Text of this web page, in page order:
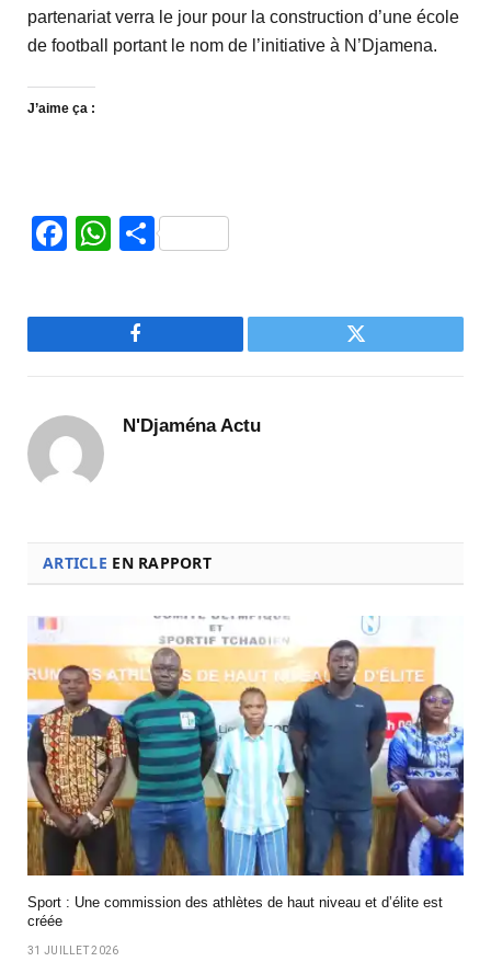
partenariat verra le jour pour la construction d’une école
de football portant le nom de l’initiative à N’Djamena.
J’aime ça :
Facebook
WhatsApp
Partager
Facebook Twitter
N'Djaména Actu
ARTICLE EN RAPPORT
Sport : Une commission des athlètes de haut niveau et d’élite est
créée
31 JUILLET 2026